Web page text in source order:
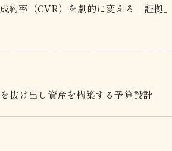
約率（CVR）を劇的に変える「証拠」
抜け出し資産を構築する予算設計